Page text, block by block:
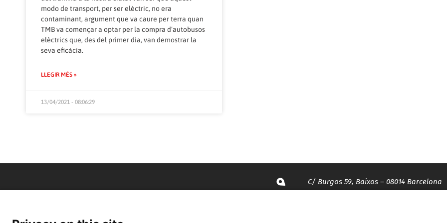
modo de transport, per ser elèctric, no era
contaminant, argument que va caure per terra quan
TMB va començar a optar per la compra d’autobusos
elèctrics que, des del primer dia, van demostrar la
seva eficàcia.
LLEGIR MÉS »
13/04/2021 - 08:06:29
C/ Burgos 59, Baixos – 08014 Barcelona